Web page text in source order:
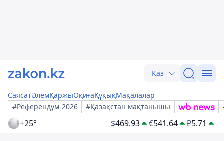
Қаз
СаясатӘлемҚаржыОқиғаҚұқықМақалалар
#Референдум-2026
#Қазақстан мақтанышы
+25° $469.93 €541.64 ₽5.71